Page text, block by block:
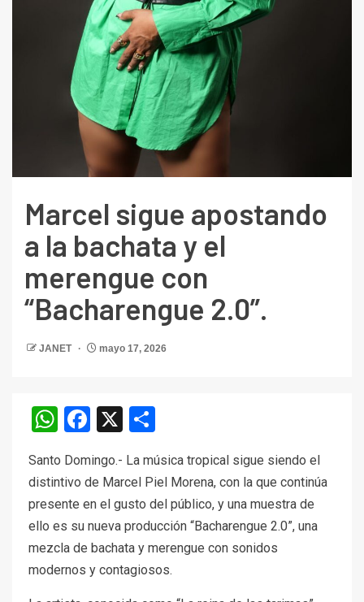
Marcel sigue apostando
a la bachata y el
merengue con
“Bacharengue 2.0”.
JANET mayo 17, 2026
WhatsApp
Facebook
X
Santo Domingo.- La música tropical sigue siendo el
distintivo de Marcel Piel Morena, con la que continúa
presente en el gusto del público, y una muestra de
ello es su nueva producción “Bacharengue 2.0”, una
mezcla de bachata y merengue con sonidos
modernos y contagiosos.